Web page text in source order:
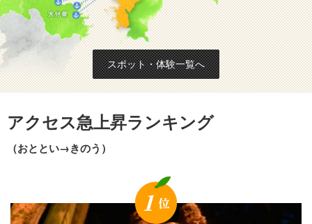
スポット・体験一覧へ
アクセス急上昇ランキング
（おととい→きのう）